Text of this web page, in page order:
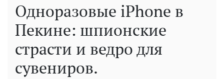
Одноразовые iPhone в
Пекине: шпионские
страсти и ведро для
сувениров.